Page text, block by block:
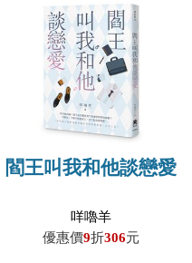
閻王叫我和他談戀愛
咩嚕羊
優惠價9折306元